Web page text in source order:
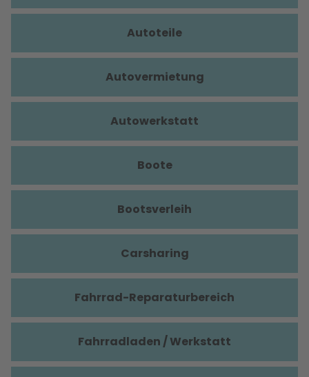
Autoteile
Autovermietung
Autowerkstatt
Boote
Bootsverleih
Carsharing
Fahrrad-Reparaturbereich
Fahrradladen / Werkstatt